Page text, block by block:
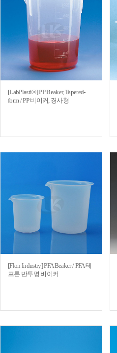
[LabPlasti®] PP Beaker, Tapered-
form / PP 비이커, 경사형
[Flon Industry] PFA Beaker / PFA 테
프론 반투명 비이커